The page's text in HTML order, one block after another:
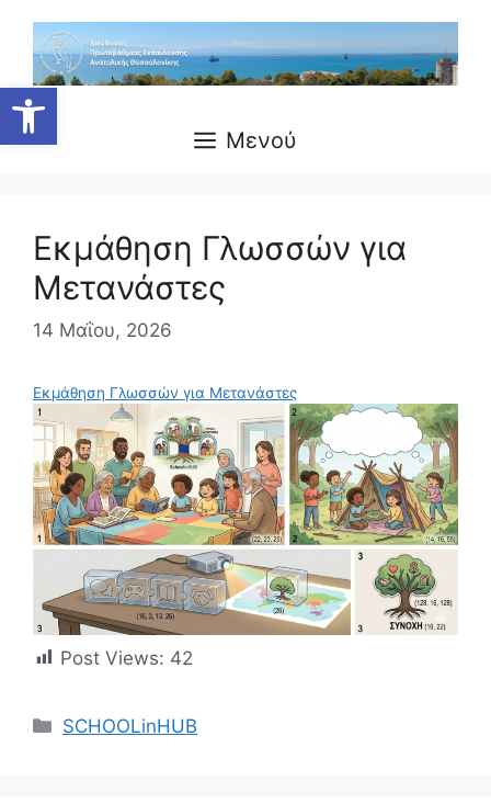
Ανοίξτε τη γραμμή εργαλείων
περιεχόμενο
Μενού
Εκμάθηση Γλωσσών για
Μετανάστες
14 Μαΐου, 2026
Εκμάθηση Γλωσσών για Μετανάστες
Post Views: 42
Κατηγορίες
SCHOOLinHUB